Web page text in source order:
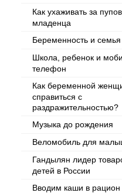
Как ухаживать за
младенца
Беременность и семья
Школа, ребенок и
телефон
Как беременной
справиться с
раздражительностью?
Музыка до рождения
Веломобиль для
Гандылян лидер
детей в России
Вводим каши в рацион